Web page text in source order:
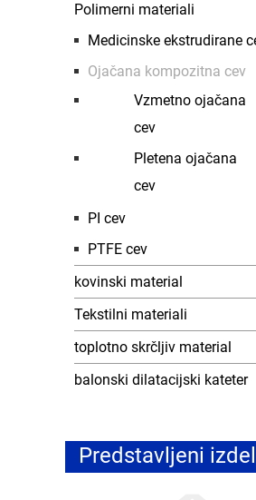
Polimerni materiali
Medicinske ekstrudirane
Ojačana kompozitna cev
Vzmetno ojačana
cev
Pletena ojačana
cev
PI cev
PTFE cev
kovinski material
Tekstilni materiali
toplotno skrčljiv material
balonski dilatacijski kateter
Predstavljeni